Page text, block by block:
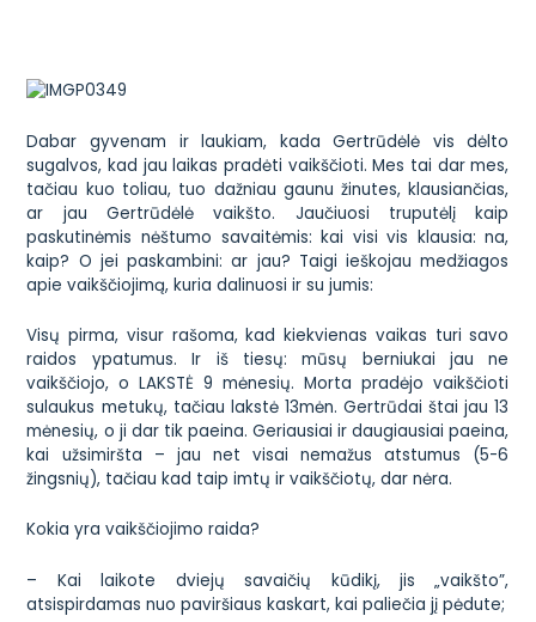
Dabar gyvenam ir laukiam, kada Gertrūdėlė vis dėlto
sugalvos, kad jau laikas pradėti vaikščioti. Mes tai dar mes,
tačiau kuo toliau, tuo dažniau gaunu žinutes, klausiančias,
ar jau Gertrūdėlė vaikšto. Jaučiuosi truputėlį kaip
paskutinėmis nėštumo savaitėmis: kai visi vis klausia: na,
kaip? O jei paskambini: ar jau? Taigi ieškojau medžiagos
apie vaikščiojimą, kuria dalinuosi ir su jumis:
Visų pirma, visur rašoma, kad kiekvienas vaikas turi savo
raidos ypatumus. Ir iš tiesų: mūsų berniukai jau ne
vaikščiojo, o LAKSTĖ 9 mėnesių. Morta pradėjo vaikščioti
sulaukus metukų, tačiau lakstė 13mėn. Gertrūdai štai jau 13
mėnesių, o ji dar tik paeina. Geriausiai ir daugiausiai paeina,
kai užsimiršta – jau net visai nemažus atstumus (5-6
žingsnių), tačiau kad taip imtų ir vaikščiotų, dar nėra.
Kokia yravaikščiojimo raida?
– Kai laikote dviejų savaičių kūdikį, jis „vaikšto”,
atsispirdamas nuo paviršiaus kaskart, kai paliečia jį pėdute;